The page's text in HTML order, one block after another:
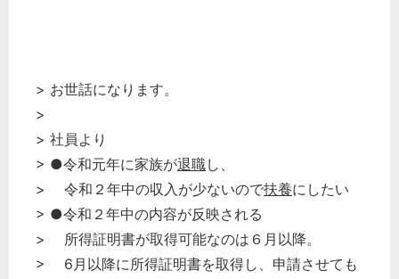
> お世話になります。
>
> 社員より
> ●令和元年に家族が退職し、
> 令和２年中の収入が少ないので扶養にしたい
> ●令和２年中の内容が反映される
> 所得証明書が取得可能なのは６月以降。
> 6月以降に所得証明書を取得し、申請させても